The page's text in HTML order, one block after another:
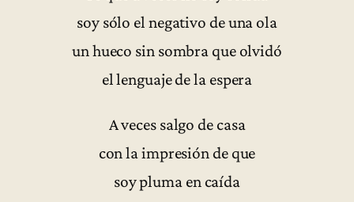
soy sólo el negativo de una ola
un hueco sin sombra que olvidó
el lenguaje de la espera
A veces salgo de casa
con la impresión de que
soy pluma en caída